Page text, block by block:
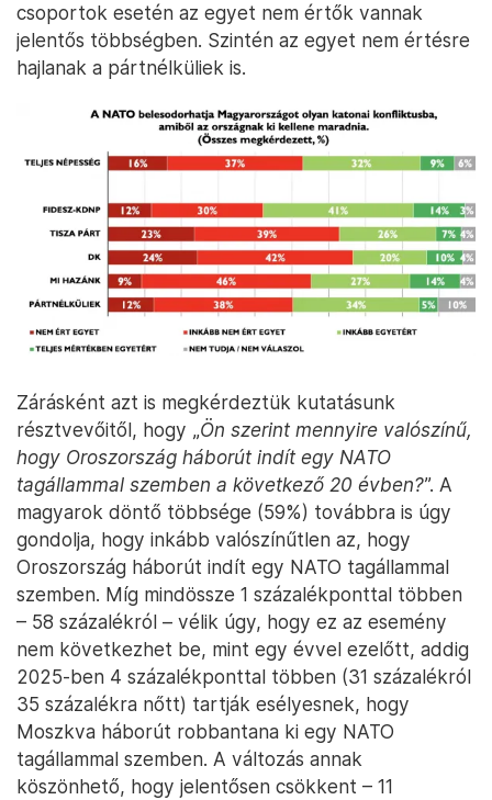
csoportok esetén az egyet nem értők vannak
jelentős többségben. Szintén az egyet nem értésre
hajlanak a pártnélküliek is.
Zárásként azt is megkérdeztük kutatásunk
résztvevőitől, hogy „Ön szerint mennyire valószínű,
hogy Oroszország háborút indít egy NATO
tagállammal szemben a következő 20 évben?”. A
magyarok döntő többsége (59%) továbbra is úgy
gondolja, hogy inkább valószínűtlen az, hogy
Oroszország háborút indít egy NATO tagállammal
szemben. Míg mindössze 1 százalékponttal többen
– 58 százalékról – vélik úgy, hogy ez az esemény
nem következhet be, mint egy évvel ezelőtt, addig
2025-ben 4 százalékponttal többen (31 százalékról
35 százalékra nőtt) tartják esélyesnek, hogy
Moszkva háborút robbantana ki egy NATO
tagállammal szemben. A változás annak
köszönhető, hogy jelentősen csökkent – 11